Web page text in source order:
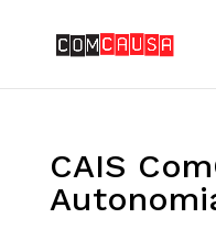
CAIS